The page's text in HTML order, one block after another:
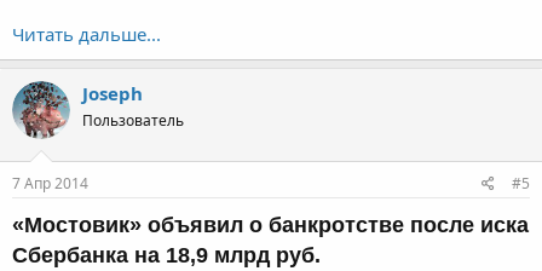
Читать дальше...
Joseph
Пользователь
7 Апр 2014 #5
«Мостовик» объявил о банкротстве после иска
Сбербанка на 18,9 млрд руб.